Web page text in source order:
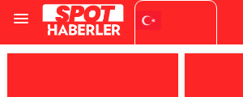
Turkish